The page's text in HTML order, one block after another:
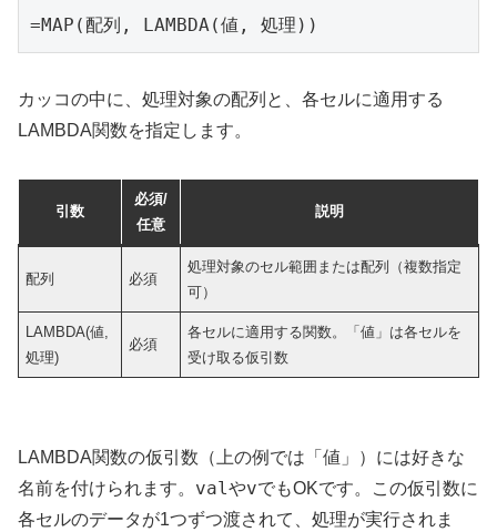
=MAP(配列, LAMBDA(値, 処理))
カッコの中に、処理対象の配列と、各セルに適用する
LAMBDA関数を指定します。
引数
必須/
任意
説明
配列 必須
処理対象のセル範囲または配列（複数指定
可）
LAMBDA(値,
処理)
必須
各セルに適用する関数。「値」は各セルを
受け取る仮引数
LAMBDA関数の仮引数（上の例では「値」）には好きな
名前を付けられます。 val やvでもOKです。この仮引数に
各セルのデータが1つずつ渡されて、処理が実行されま